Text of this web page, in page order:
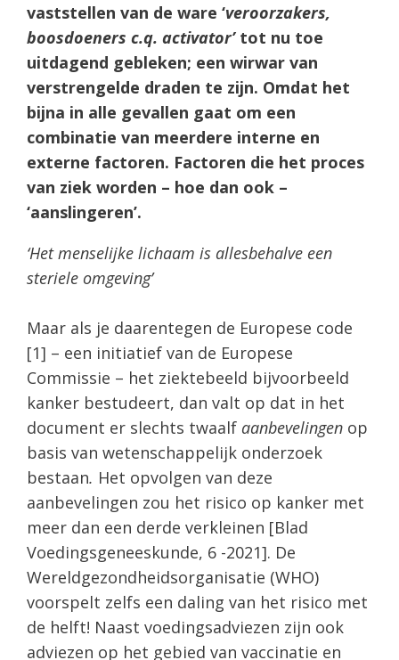
vaststellen van de ware ‘veroorzakers,
boosdoeners c.q. activator’tot nu toe
uitdagend gebleken; een wirwar van
verstrengelde draden te zijn. Omdat het
bijna in alle gevallen gaat om een
combinatie van meerdere interne en
externe factoren. Factoren die het proces
van ziek worden – hoe dan ook –
‘aanslingeren’.
‘Het menselijke lichaam is allesbehalve een
steriele omgeving’
Maar als je daarentegen de Europese code
[1] – een initiatief van de Europese
Commissie – het ziektebeeld bijvoorbeeld
kanker bestudeert, dan valt op dat in het
document er slechts twaalf aanbevelingen op
basis van wetenschappelijk onderzoek
bestaan. Het opvolgen van deze
aanbevelingen zou het risico op kanker met
meer dan een derde verkleinen [Blad
Voedingsgeneeskunde, 6 -2021]. De
Wereldgezondheidsorganisatie (WHO)
voorspelt zelfs een daling van het risico met
de helft! Naast voedingsadviezen zijn ook
adviezen op het gebied van vaccinatie en